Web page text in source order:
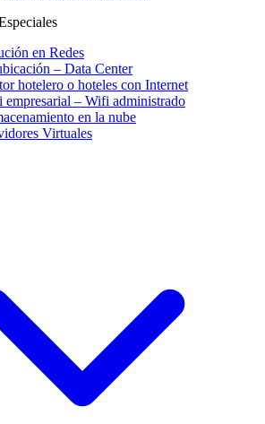
en Redes
– Data Center
hotelero o hoteles con Internet
empresarial – Wifi administrado
en la nube
Virtuales